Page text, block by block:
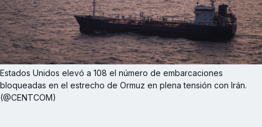
Estados Unidos elevó a 108 el número de embarcaciones
bloqueadas en el estrecho de Ormuz en plena tensión con Irán.
(@CENTCOM)